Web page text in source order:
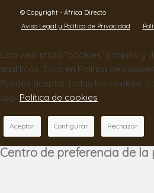
© Copyright - África Directo
Aviso Legal y Política de Privacidad
Esta web utiliza “cookies” propias y
analíticos. Clica en Política de
Puedes aceptar todas las cookies,
uso. Política de cookies
Aceptar Configurar Rechazar
Centro de preferencia de la